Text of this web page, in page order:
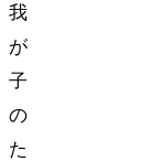
我
が
子
の
た